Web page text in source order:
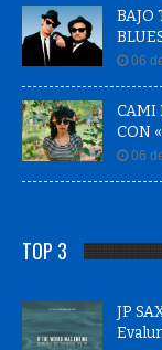
BAJO
06
CAMI
CON
06
TOP 3
JP